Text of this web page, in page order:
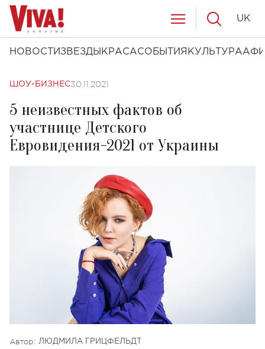
НОВОСТИ ЗВЕЗДЫ КРАСАСОБЫТИЯ КУЛЬТУРА
UK
ШОУ-БИЗНЕС30.11.2021
5 неизвестных фактов об
участнице Детского
Евровидения-2021 от Украины
Автор: ЛЮДМИЛА ГРИЦФЕЛЬДТ